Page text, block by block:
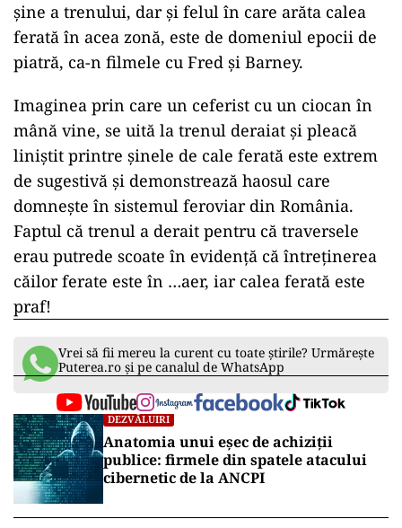
șine a trenului, dar și felul în care arăta calea
ferată în acea zonă, este de domeniul epocii de
piatră, ca-n filmele cu Fred și Barney.
Imaginea prin care un ceferist cu un ciocan în
mână vine, se uită la trenul deraiat și pleacă
liniștit printre șinele de cale ferată este extrem
de sugestivă și demonstrează haosul care
domnește în sistemul feroviar din România.
Faptul că trenul a derait pentru că traversele
erau putrede scoate în evidență că întreținerea
căilor ferate este în …aer, iar calea ferată este
praf!
Vrei să fii mereu la curent cu toate știrile? Urmărește
Puterea.ro și pe canalul de WhatsApp
DEZVĂLUIRI
Anatomia unui eșec de achiziții
publice: firmele din spatele atacului
cibernetic de la ANCPI